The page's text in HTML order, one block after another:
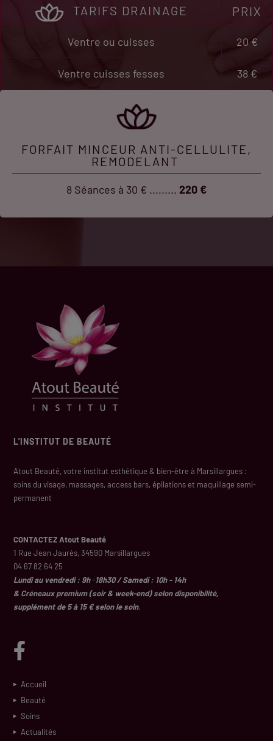
TARIFS DRAINAGE PRIX
Ventre ou cuisses 20 €
Ventre cuisses fesses 38 €
FORFAIT MINCEUR ANTI-CELLULITE,
REMODELANT
8 Séances à 30 € ......... 220 €
L'INSTITUT DE BEAUTÉ
Atout Beauté, votre institut esthétique & bien-être à Marsillargues :
soins du visage, massages, access bars, épilations et maquillage semi-
permanent
CONTACTEZ Atout Beauté
1 Rue Jean Jaurès, 34590 Marsillargues
04 67 82 64 25
Lundi au vendredi : 9h-18h30 / Samedi : 10h - 14h
& Créneaux premium (soir & week-end) selon disponibilité,
supplément de 5 à 15 € selon le soin.
Accueil
Beauté
Soins
Actualités